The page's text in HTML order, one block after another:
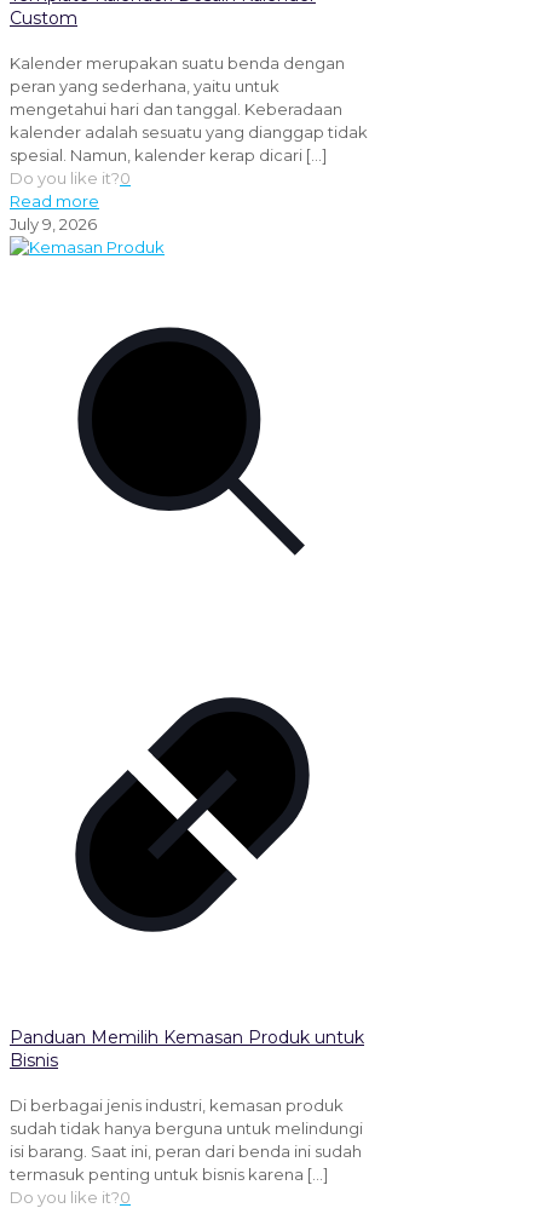
Custom
Kalender merupakan suatu benda dengan
peran yang sederhana, yaitu untuk
mengetahui hari dan tanggal. Keberadaan
kalender adalah sesuatu yang dianggap tidak
spesial. Namun, kalender kerap dicari […]
Do you like it?0
Read more
July 9, 2026
Panduan Memilih Kemasan Produk untuk
Bisnis
Di berbagai jenis industri, kemasan produk
sudah tidak hanya berguna untuk melindungi
isi barang. Saat ini, peran dari benda ini sudah
termasuk penting untuk bisnis karena […]
Do you like it?0